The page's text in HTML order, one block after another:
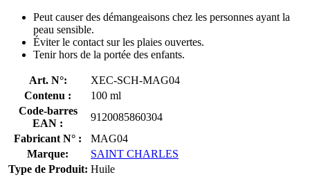
Peut causer des démangeaisons chez les personnes ayant la
peau sensible.
Éviter le contact sur les plaies ouvertes.
Tenir hors de la portée des enfants.
Art. N°:
XEC-SCH-MAG04
Contenu :
100 ml
Code-barres
EAN :
9120085860304
Fabricant N° :
MAG04
Marque:
SAINT CHARLES
Type de Produit: Huile